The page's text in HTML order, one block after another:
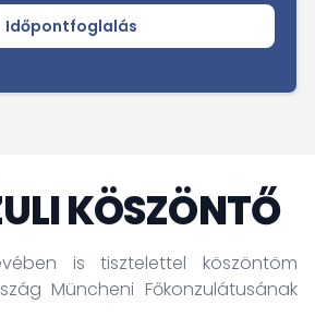
Időpontfoglalás
KÖSZÖNTŐ
is tisztelettel köszöntöm
Müncheni Főkonzulátusának